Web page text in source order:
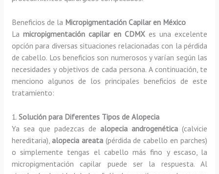
Beneficios de la Micropigmentación Capilar en México
La micropigmentación capilar en CDMX es una excelente
opción para diversas situaciones relacionadas con la pérdida
de cabello. Los beneficios son numerosos y varían según las
necesidades y objetivos de cada persona. A continuación, te
menciono algunos de los principales beneficios de este
tratamiento:
1. Solución para Diferentes Tipos de Alopecia
Ya sea que padezcas de alopecia androgenética (calvicie
hereditaria), alopecia areata(pérdida de cabello en parches)
o simplemente tengas el cabello más fino y escaso, la
micropigmentación capilar puede ser la respuesta. Al